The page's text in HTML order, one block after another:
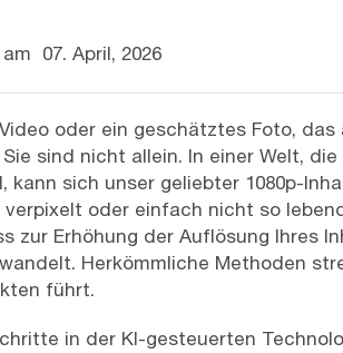
07. April, 2026
oder ein geschätztes Foto,
sind nicht allein. In einer Welt,
sich unser geliebter 1080p-
oder einfach nicht so
zur Erhöhung der Auflösung Ihres
Herkömmliche Methoden
führt.
in der KI-gesteuerten